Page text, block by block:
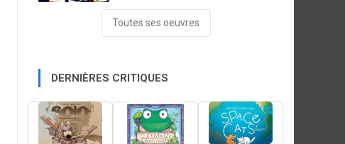
Toutes ses oeuvres
DERNIÈRES CRITIQUES